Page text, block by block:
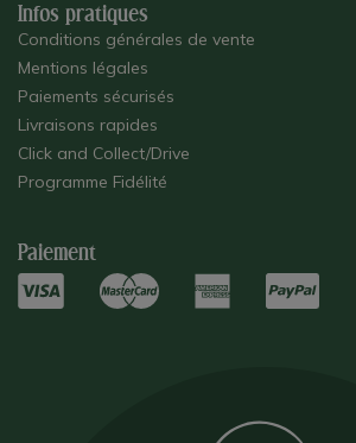
Infos pratiques
Conditions générales de vente
Mentions légales
Paiements sécurisés
Livraisons rapides
Click and Collect/Drive
Programme Fidélité
Paiement